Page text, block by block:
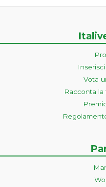
Vota
Racconta